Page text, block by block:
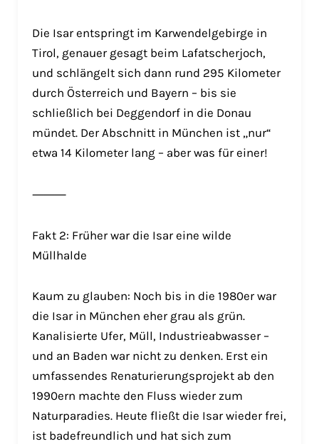
Die Isar entspringt im Karwendelgebirge in
Tirol, genauer gesagt beim Lafatscherjoch,
und schlängelt sich dann rund 295 Kilometer
durch Österreich und Bayern – bis sie
schließlich bei Deggendorf in die Donau
mündet. Der Abschnitt in München ist „nur“
etwa 14 Kilometer lang – aber was für einer!
⸻
Fakt 2: Früher war die Isar eine wilde
Müllhalde
Kaum zu glauben: Noch bis in die 1980er war
die Isar in München eher grau als grün.
Kanalisierte Ufer, Müll, Industrieabwasser –
und an Baden war nicht zu denken. Erst ein
umfassendes Renaturierungsprojekt ab den
1990ern machte den Fluss wieder zum
Naturparadies. Heute fließt die Isar wieder frei,
ist badefreundlich und hat sich zum